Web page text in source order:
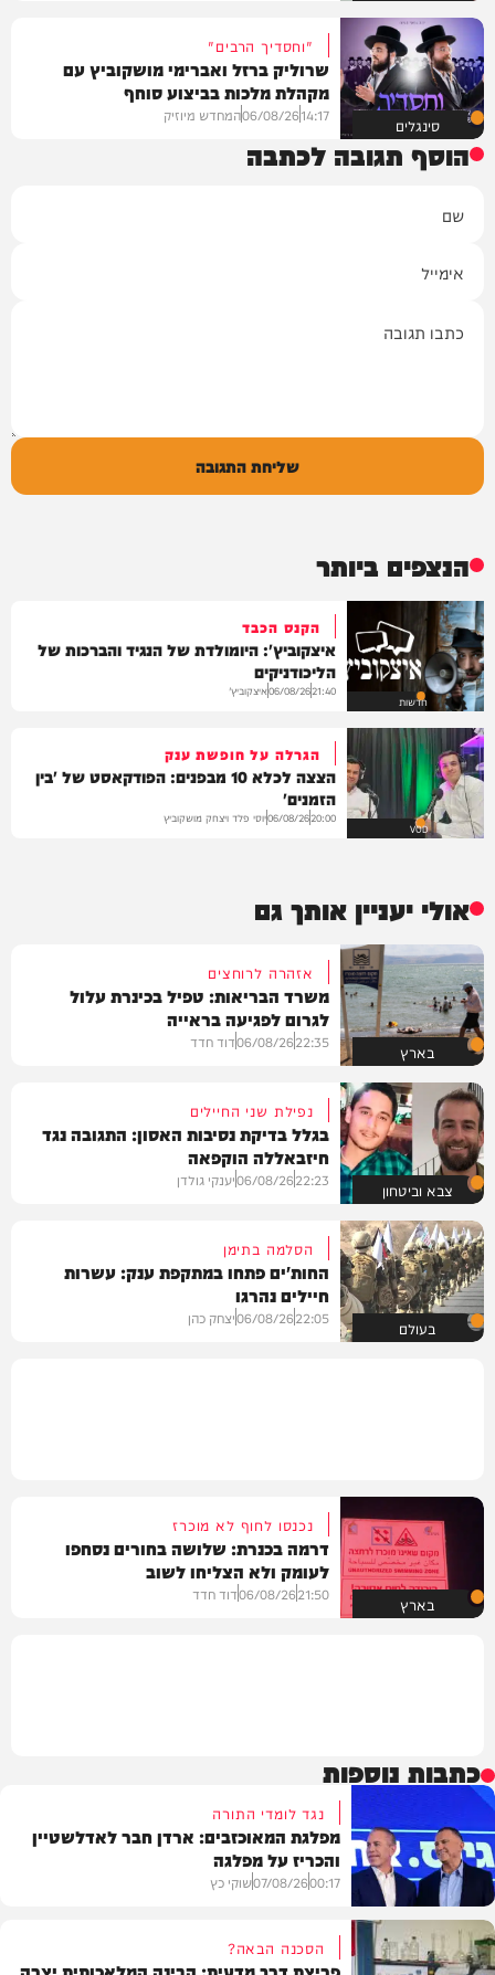
סינגלים
"וחסדיך הרבים"
שרוליק ברזל ואברימי מושקוביץ עם
מקהלת מלכות בביצוע סוחף
14:17
06/08/26המחדש מיוזיק
הוסף תגובה לכתבה
שליחת התגובה
הנצפים ביותר
חדשות
הקנס הכבד
איצקוביץ': היומולדת של הנגיד והברכות של
הליכודניקים
21:40
06/08/26איצקוביץ'
VOD
הגרלה על חופשת ענק
הצצה לכלא 10 מבפנים: הפודקאסט של 'בין
הזמנים'
20:00
06/08/26יוסי פלד ויצחק מושקוביץ
אולי יעניין אותך גם
בארץ
אזהרה לרוחצים
משרד הבריאות: טפיל בכינרת עלול
לגרום לפגיעה בראייה
22:35
06/08/26דוד חדד
צבא וביטחון
נפילת שני החיילים
בגלל בדיקת נסיבות האסון: התגובה נגד
חיזבאללה הוקפאה
22:23
06/08/26יענקי גולדן
בעולם
הסלמה בתימן
החות'ים פתחו במתקפת ענק: עשרות
חיילים נהרגו
22:05
06/08/26יצחק כהן
בארץ
נכנסו לחוף לא מוכרז
דרמה בכנרת: שלושה בחורים נסחפו
לעומק ולא הצליחו לשוב
21:50
06/08/26דוד חדד
כתבות נוספות
נגד לומדי התורה
מפלגת המאוכזבים: ארדן חבר לאדלשטיין
והכריז על מפלגה
00:17
07/08/26שוקי כץ
הסכנה הבאה?